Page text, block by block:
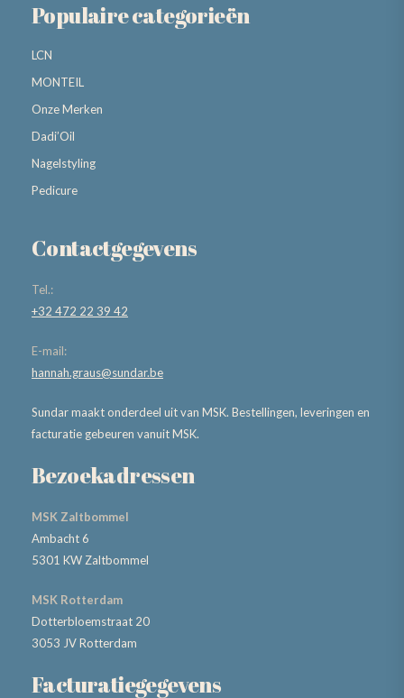
Populaire categorieën
LCN
MONTEIL
Onze Merken
Dadi’Oil
Nagelstyling
Pedicure
Contactgegevens
Tel.:
+32 472 22 39 42
E-mail:
hannah.graus@sundar.be
Sundar maakt onderdeel uit van MSK. Bestellingen, leveringen en
facturatie gebeuren vanuit MSK.
Bezoekadressen
MSK Zaltbommel
Ambacht 6
5301 KW Zaltbommel
MSK Rotterdam
Dotterbloemstraat 20
3053 JV Rotterdam
Facturatiegegevens